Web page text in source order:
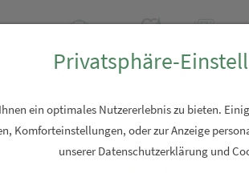
Privatsphäre-
ein optimales Nutzererlebnis zu bieten.
Komforteinstellungen, oder zur Anzeige
unserer Datenschutzerklärung und